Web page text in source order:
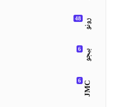
رونو
بيجو
JMC